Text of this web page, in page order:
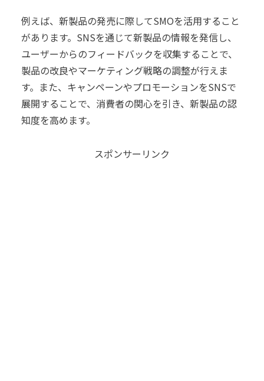
例えば、新製品の発売に際してSMOを活用すること
があります。SNSを通じて新製品の情報を発信し、
ユーザーからのフィードバックを収集することで、
製品の改良やマーケティング戦略の調整が行えま
す。また、キャンペーンやプロモーションをSNSで
展開することで、消費者の関心を引き、新製品の認
知度を高めます。
スポンサーリンク